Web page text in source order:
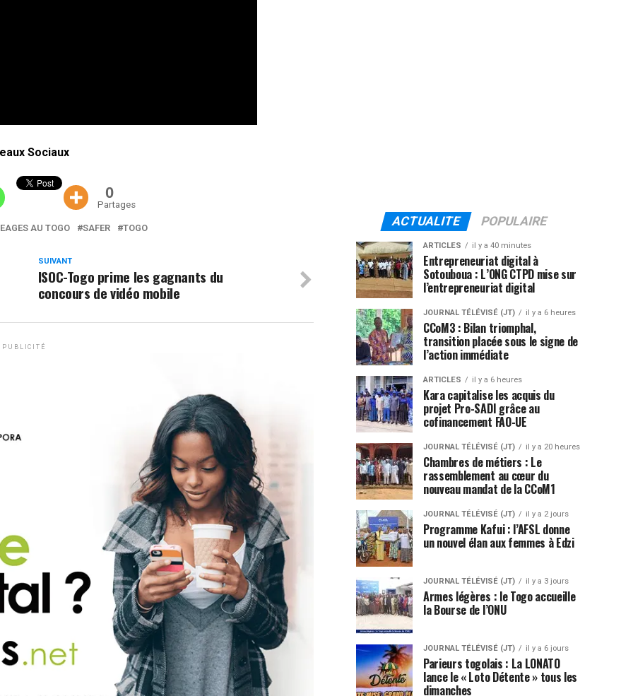
Sociaux
0
Partages
AU TOGO SAFER TOGO
SUIVANT
ISOC-Togo prime les gagnants du
concours de vidéo mobile
PUBLICITÉ
ACTUALITE POPULAIRE
ARTICLES il y a 40 minutes
Entrepreneuriat digital à
Sotouboua : L’ONG CTPD mise sur
l’entrepreneuriat digital
JOURNAL TÉLÉVISÉ (JT) il y a 6 heures
CCoM3 : Bilan triomphal,
transition placée sous le signe de
l’action immédiate
ARTICLES il y a 6 heures
Kara capitalise les acquis du
projet Pro-SADI grâce au
cofinancement FAO-UE
JOURNAL TÉLÉVISÉ (JT) il y a 20 heures
Chambres de métiers : Le
rassemblement au cœur du
nouveau mandat de la CCoM1
JOURNAL TÉLÉVISÉ (JT) il y a 2 jours
Programme Kafui : l’AFSL donne
un nouvel élan aux femmes à Edzi
JOURNAL TÉLÉVISÉ (JT) il y a 3 jours
Armes légères : le Togo accueille
la Bourse de l’ONU
JOURNAL TÉLÉVISÉ (JT) il y a 6 jours
Parieurs togolais : La LONATO
lance le « Loto Détente » tous les
dimanches